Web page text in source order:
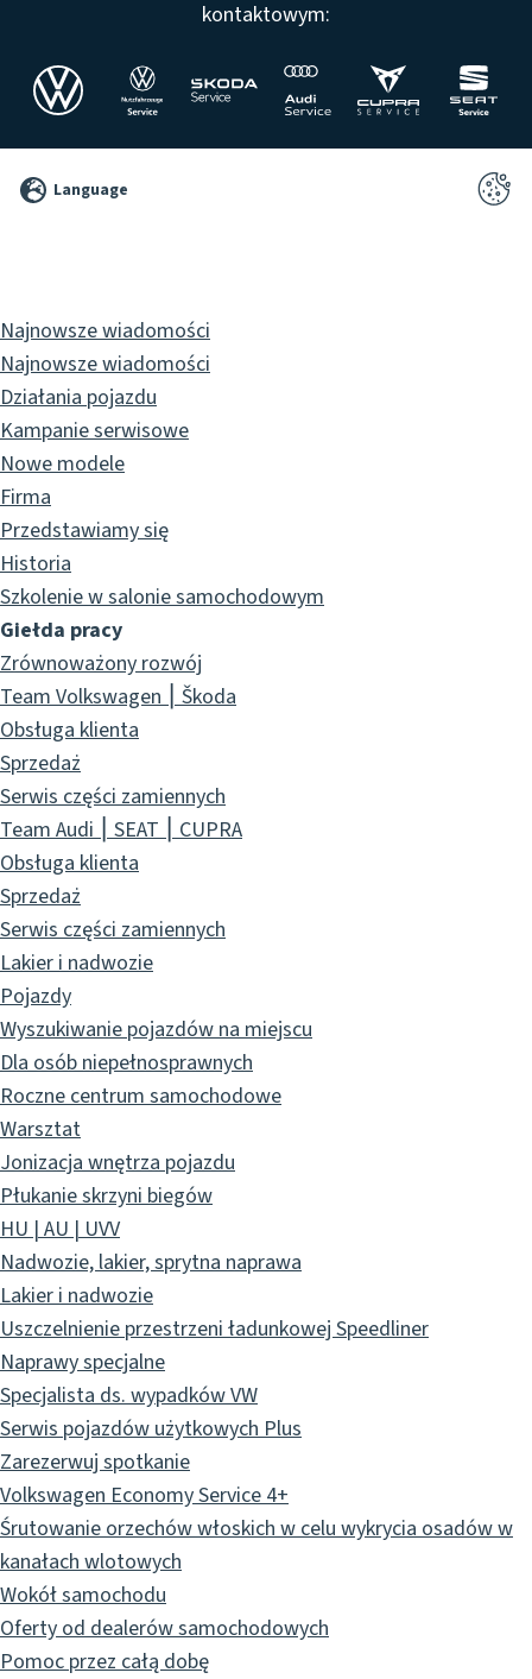
kontaktowym:
2026 Language
Najnowsze wiadomości
Najnowsze wiadomości
Działania pojazdu
Kampanie serwisowe
Nowe modele
Firma
Przedstawiamy się
Historia
Szkolenie w salonie samochodowym
Giełda pracy
Zrównoważony rozwój
Team Volkswagen ⎮ Škoda
Obsługa klienta
Sprzedaż
Serwis części zamiennych
Team Audi ⎮ SEAT ⎮ CUPRA
Obsługa klienta
Sprzedaż
Serwis części zamiennych
Lakier i nadwozie
Pojazdy
Wyszukiwanie pojazdów na miejscu
Dla osób niepełnosprawnych
Roczne centrum samochodowe
Warsztat
Jonizacja wnętrza pojazdu
Płukanie skrzyni biegów
HU | AU | UVV
Nadwozie, lakier, sprytna naprawa
Lakier i nadwozie
Uszczelnienie przestrzeni ładunkowej Speedliner
Naprawy specjalne
Specjalista ds. wypadków VW
Serwis pojazdów użytkowych Plus
Zarezerwuj spotkanie
Volkswagen Economy Service 4+
Śrutowanie orzechów włoskich w celu wykrycia osadów w
kanałach wlotowych
Wokół samochodu
Oferty od dealerów samochodowych
Pomoc przez całą dobę